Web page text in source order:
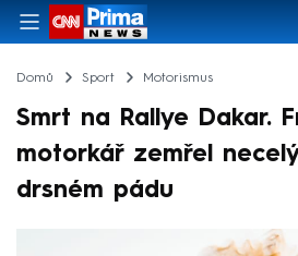
Domů Sport Motorismus
Smrt na Rallye Dakar.
motorkář zemřel
drsném pádu